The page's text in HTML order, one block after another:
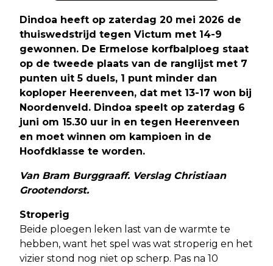
Dindoa heeft op zaterdag 20 mei 2026 de
thuiswedstrijd tegen Victum met 14-9
gewonnen. De Ermelose korfbalploeg staat
op de tweede plaats van de ranglijst met 7
punten uit 5 duels, 1 punt minder dan
koploper Heerenveen, dat met 13-17 won bij
Noordenveld. Dindoa speelt op zaterdag 6
juni om 15.30 uur in en tegen Heerenveen
en moet winnen om kampioen in de
Hoofdklasse te worden.
Van Bram Burggraaff. Verslag Christiaan
Grootendorst.
Stroperig
Beide ploegen leken last van de warmte te
hebben, want het spel was wat stroperig en het
vizier stond nog niet op scherp. Pas na 10